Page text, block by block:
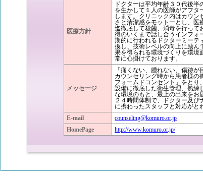
医療方針
ドクターは平均年齢３０代後
を生かして１人の医師がアフタ
します。クリニック内はカウン
さと清潔感をモットーとし、医
迄徹底して殺菌、消毒を行って
得のいくまで話し合うインフォ
期的に行われるドクターミーテ
換し、技術レベルの向上に励ん
果を得られる環境づくりを環境
常に心掛けております。
メッセージ
「痛くない、腫れない、傷跡が
カウンセリング時から患者様の
フォームドコンセント」をとり
設備に徹底した衛生管理、熟練
な環境のもと、最上の出来をお
２４時間体制で、ドクター及
に携わったスタッフと対応がと
E-mail
counseling@komuro.or.jp
HomePage
http://www.komuro.or.jp/